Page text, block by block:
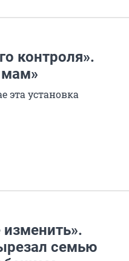
контроля».
мам»
эта установка
семью